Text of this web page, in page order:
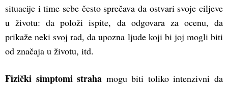
situacije i time sebe često sprečava da ostvari svoje ciljeve
u životu: da položi ispite, da odgovara za ocenu, da
prikaže neki svoj rad, da upozna ljude koji bi joj mogli biti
od značaja u životu, itd.
Fizički simptomi straha mogu biti toliko intenzivni da